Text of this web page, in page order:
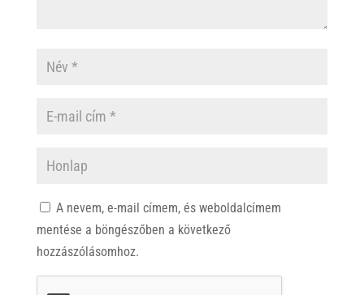
A nevem, e-mail címem, és weboldalcímem
mentése a böngészőben a következő
hozzászólásomhoz.